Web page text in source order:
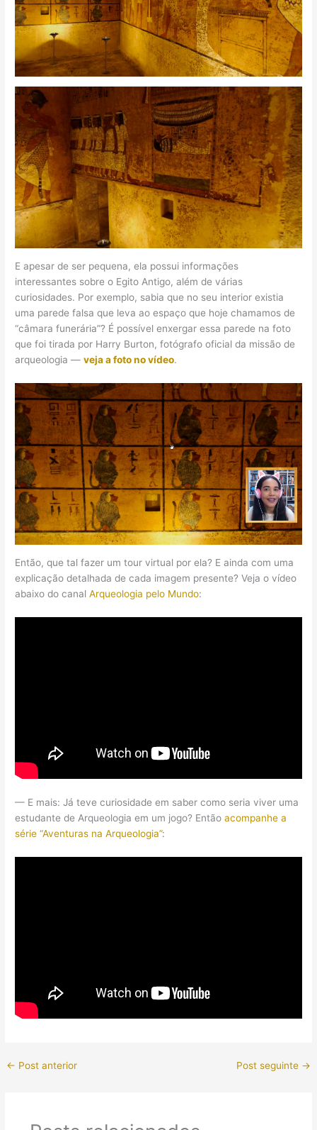
E apesar de ser pequena, ela possui informações
interessantes sobre o Egito Antigo, além de várias
curiosidades. Por exemplo, sabia que no seu interior existia
uma parede falsa que leva ao espaço que hoje chamamos de
“câmara funerária”? É possível enxergar essa parede na foto
que foi tirada por Harry Burton, fotógrafo oficial da missão de
arqueologia —vejaafotono vídeo.
Então, que tal fazer um tour virtual por ela? E ainda com uma
explicação detalhada de cada imagem presente? Veja o vídeo
abaixo do canalArqueologia pelo Mundo:
— E mais: Já teve curiosidade em saber como seria viver uma
estudante de Arqueologia em um jogo? Entãoacompanhe a
série “Aventuras na Arqueologia”:
← Post anterior Post seguinte →